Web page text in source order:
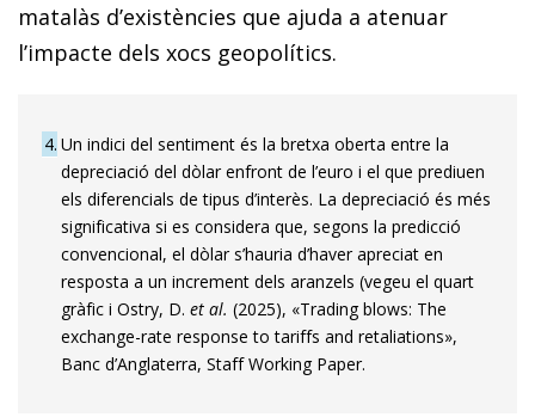
matalàs d’existències que ajuda a atenuar
l’impacte dels xocs geopolítics.
4 Un indici del sentiment és la bretxa oberta entre la
depreciació del dòlar enfront de l’euro i el que prediuen
els diferencials de tipus d’interès. La depreciació és més
significativa si es considera que, segons la predicció
convencional, el dòlar s’hauria d’haver apreciat en
resposta a un increment dels aranzels (vegeu el quart
gràfic i Ostry, D. et al. (2025), «Trading blows: The
exchange-rate response to tariffs and retaliations»,
Banc d’Anglaterra, Staff Working Paper.